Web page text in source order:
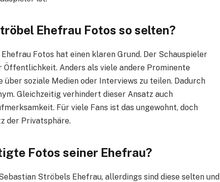
Ehefrau Fotos so selten?
Fotos hat einen klaren Grund. Der Schauspieler
Anders als viele andere Prominente
soziale Medien oder Interviews zu teilen. Dadurch
Gleichzeitig verhindert dieser Ansatz auch
Für viele Fans ist das ungewohnt, doch
der Privatsphäre.
Fotos seiner Ehefrau?
Ströbels Ehefrau, allerdings sind diese selten und